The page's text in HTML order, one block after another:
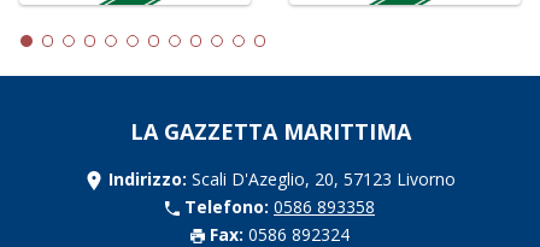
LA GAZZETTA MARITTIMA
Indirizzo: Scali D'Azeglio, 20, 57123 Livorno
Telefono: 0586 893358
Fax: 0586 892324